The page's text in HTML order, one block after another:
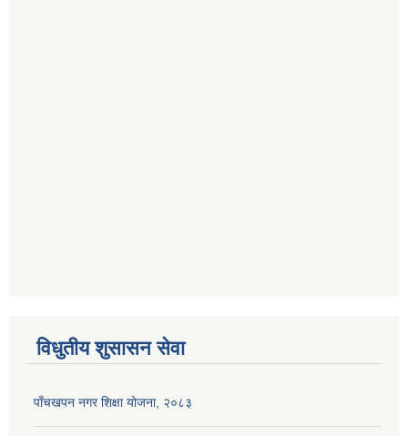
विधुतीय शुसासन सेवा
पाँचखपन नगर शिक्षा योजना, २०८३